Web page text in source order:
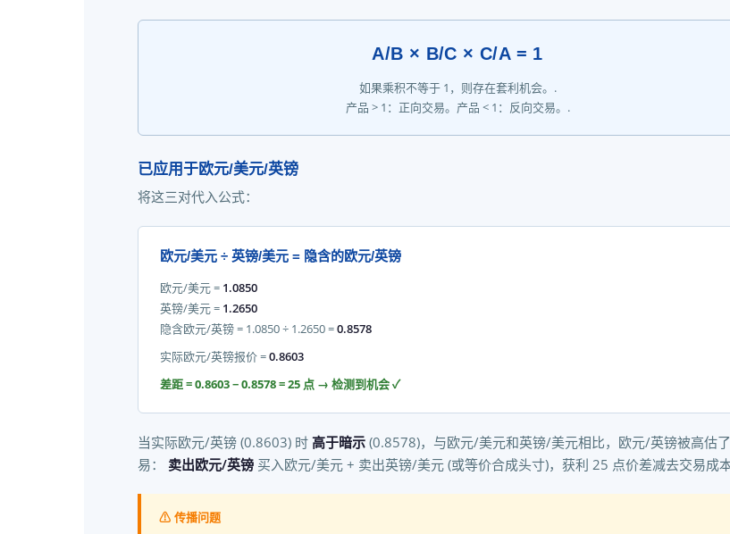
A/B × B/C × C/A = 1
如果乘积不等于 1，则存在套利机会。.
产品 > 1：正向交易。产品 < 1：反向交易。.
已应用于欧元/美元/英镑
将这三对代入公式：
欧元/美元 ÷ 英镑/美元 = 隐含的欧元/英镑
欧元/美元 = 1.0850
英镑/美元 = 1.2650
隐含欧元/英镑 = 1.0850 ÷ 1.2650 =0.8578
实际欧元/英镑报价 =0.8603
差距 = 0.8603 − 0.8578 = 25 点 → 检测到机会 ✓
当实际欧元/英镑 (0.8603) 时 高于暗示 (0.8578)，与欧元/美元和英镑/美元相比，欧元/英镑被高估
易： 卖出欧元/英镑 买入欧元/美元 + 卖出英镑/美元 (或等价合成头寸)，获利 25 点价差减去交易成
⚠ 传播问题